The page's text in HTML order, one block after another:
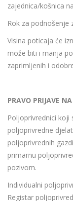
zajednica/košnica
Rok za podnošenje
Visina poticaja će
može biti i manja
zaprimljenih i
PRAVO PRIJAVE
Poljoprivrednici koji
poljoprivredne
poljoprivrednih
primarnu
pozivom.
Individualni
Registar